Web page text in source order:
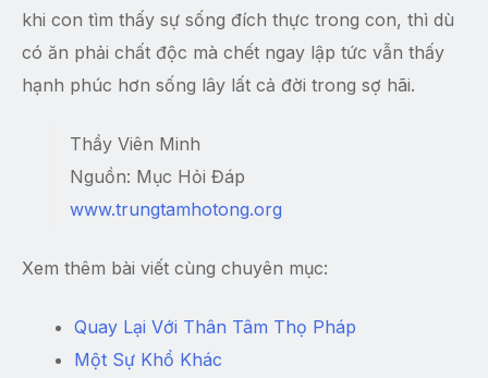
khi con tìm thấy sự sống đích thực trong con, thì dù
có ăn phải chất độc mà chết ngay lập tức vẫn thấy
hạnh phúc hơn sống lây lất cả đời trong sợ hãi.
Thầy Viên Minh
Nguồn: Mục Hỏi Đáp
www.trungtamhotong.org
Xem thêm bài viết cùng chuyên mục:
Quay Lại Với Thân Tâm Thọ Pháp
Một Sự Khổ Khác